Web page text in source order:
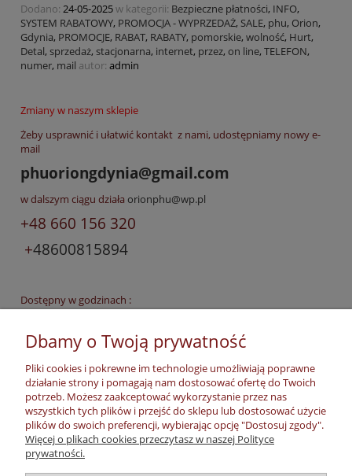
Dodano: 24-05-2025w kategorii: Bezpieczne płatności, INFO,
SYSTEM RABATOWY, PROMOCJA - WYPRZEDAŻ, SALE, phu, Orion,
Gdynia, PROMOCJE, RABAT, RABATY, pomorskie, wolność, Hurt,
Detal, sprzedaż, stacjonarna, internet, przez, on line, TELEFON,
numer, mail autor: admin
Zmiany w naszym sklepie
Żeby usprawnić i ułatwić kontakt z nami, udostępniamy nowy e-
mail
phuoriongdynia@gmail.com
w dalszym ciągu działa orionphu@wp.pl
+48 660 156 320
+48600815894
Dostępny w godzinach :
oraztrzecią sobotę miesiąca w godzinach10.00 - 13.00
czytaj całość »
Moje konto
Dbamy o Twoją prywatność
Pliki cookies i pokrewne im technologie umożliwiają poprawne
działanie strony i pomagają nam dostosować ofertę do Twoich
potrzeb. Możesz zaakceptować wykorzystanie przez nas
wszystkich tych plików i przejść do sklepu lub dostosować użycie
plików do swoich preferencji, wybierając opcję "Dostosuj zgody".
Więcej o plikach cookies przeczytasz w naszej Polityce
prywatności.